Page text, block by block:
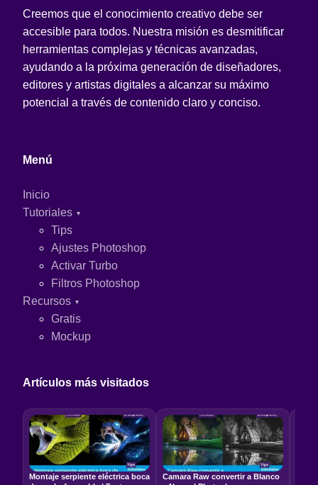
Creemos que el conocimiento creativo debe ser
accesible para todos. Nuestra misión es desmitificar
herramientas complejas y técnicas avanzadas,
ayudando a la próxima generación de diseñadores,
editores y artistas digitales a alcanzar su máximo
potencial a través de contenido claro y conciso.
Menú
Inicio
Tutoriales
Tips
Ajustes Photoshop
Activar Turbo
Filtros Photoshop
Recursos
Gratis
Mockup
Artículos más visitados
Montaje serpiente eléctrica boca
Camara Raw convertir a Blanco